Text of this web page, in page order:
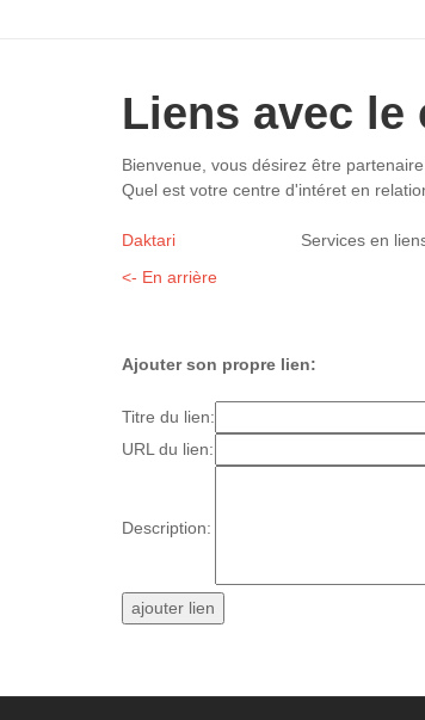
Liens avec le
Bienvenue, vous désirez être
Quel est votre centre d'intéret en
Daktari Services en
<- En arrière
Ajouter son propre lien:
Titre du lien:
URL du lien:
Description: